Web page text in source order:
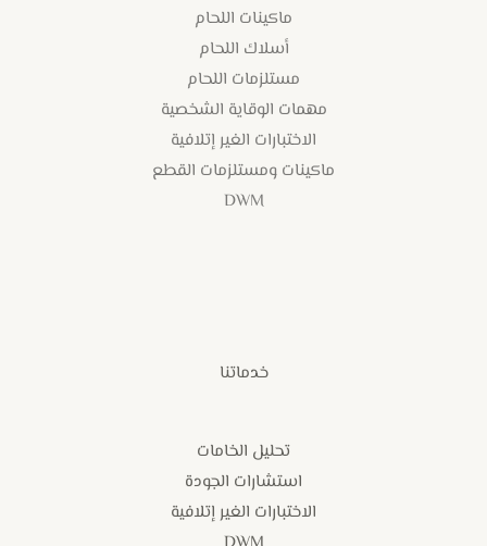
ماكينات اللحام
أسلاك اللحام
مستلزمات اللحام
مهمات الوقاية الشخصية
الاختبارات الغير إتلافية
ماكينات ومستلزمات القطع
DWM
خدماتنا
تحليل الخامات
استشارات الجودة
الاختبارات الغير إتلافية